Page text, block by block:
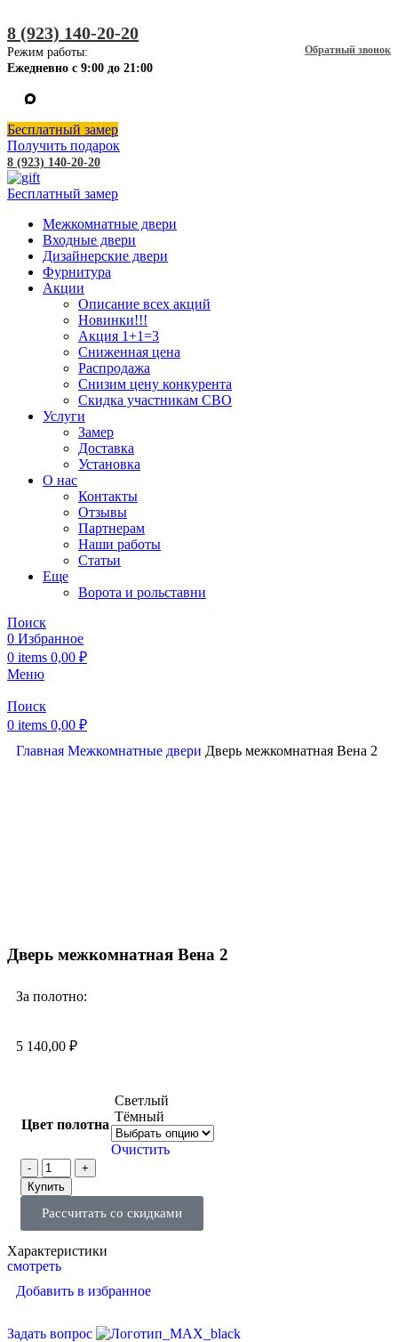
8 (923) 140-20-20
Обратный звонок
Режим работы:
Ежедневно с 9:00 до 21:00
Бесплатный замер
Получить подарок
8 (923) 140-20-20
Бесплатный замер
Межкомнатные двери
Входные двери
Дизайнерские двери
Фурнитура
Акции
Описание всех акций
Новинки!!!
Акция 1+1=3
Сниженная цена
Распродажа
Снизим цену конкурента
Скидка участникам СВО
Услуги
Замер
Доставка
Установка
О нас
Контакты
Отзывы
Партнерам
Наши работы
Статьи
Еще
Ворота и рольставни
Поиск
0 Избранное
0 items 0,00 ₽
Меню
Поиск
0 items 0,00 ₽
Главная Межкомнатные двери Дверь межкомнатная Beна 2
Дверь межкомнатная Beна 2
За полотно:
5 140,00 ₽
Цвет полотна
Светлый
Тёмный
Очистить
Купить
Рассчитать со скидками
Характеристики
смотреть
Добавить в избранное
Задать вопрос